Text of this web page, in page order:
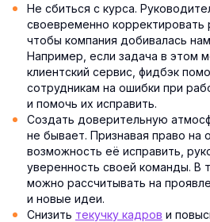
Не сбиться с курса.
своевременно корректировать
чтобы компания добивалась
Например, если задача в этом
клиентский сервис, фидбэк
сотрудникам на ошибки при
и помочь их исправить.
Создать доверительную
не бывает. Признавая право на
возможность её исправить,
уверенность своей команды. В
можно рассчитывать на
и новые идеи.
Снизить текучку кадров и